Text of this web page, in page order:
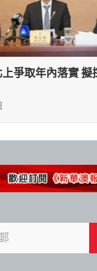
爭取年內落實 擬